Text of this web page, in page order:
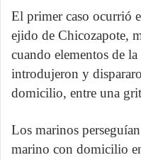
El primer caso ocurrió
ejido de Chicozapote,
cuando elementos de la
introdujeron y
domicilio, entre una
Los marinos
marino con domicilio